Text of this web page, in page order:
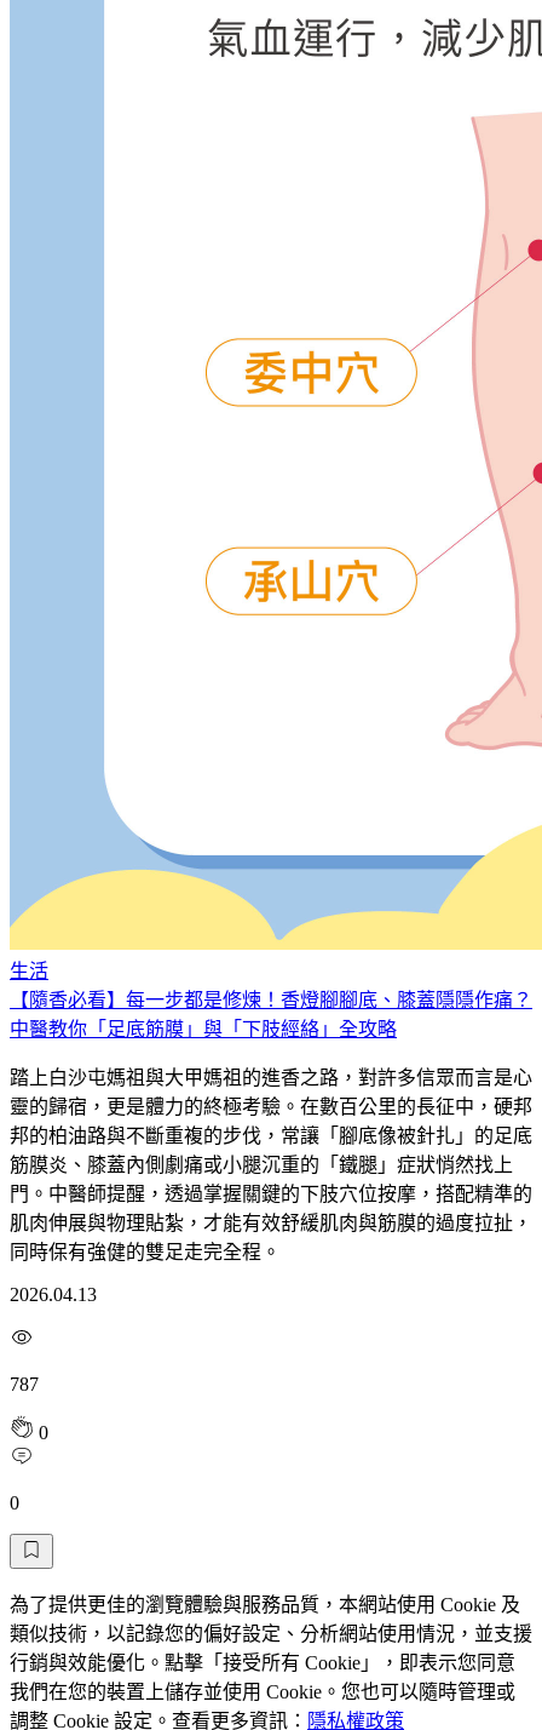
生活
【隨香必看】每一步都是修煉！香燈腳腳底、膝蓋隱隱作痛？
中醫教你「足底筋膜」與「下肢經絡」全攻略
踏上白沙屯媽祖與大甲媽祖的進香之路，對許多信眾而言是心
靈的歸宿，更是體力的終極考驗。在數百公里的長征中，硬邦
邦的柏油路與不斷重複的步伐，常讓「腳底像被針扎」的足底
筋膜炎、膝蓋內側劇痛或小腿沉重的「鐵腿」症狀悄然找上
門。中醫師提醒，透過掌握關鍵的下肢穴位按摩，搭配精準的
肌肉伸展與物理貼紮，才能有效舒緩肌肉與筋膜的過度拉扯，
同時保有強健的雙足走完全程。
2026.04.13
787
0
0
為了提供更佳的瀏覽體驗與服務品質，本網站使用 Cookie 及
類似技術，以記錄您的偏好設定、分析網站使用情況，並支援
行銷與效能優化。點擊「接受所有 Cookie」，即表示您同意
我們在您的裝置上儲存並使用 Cookie。您也可以隨時管理或
調整 Cookie 設定。查看更多資訊： 隱私權政策